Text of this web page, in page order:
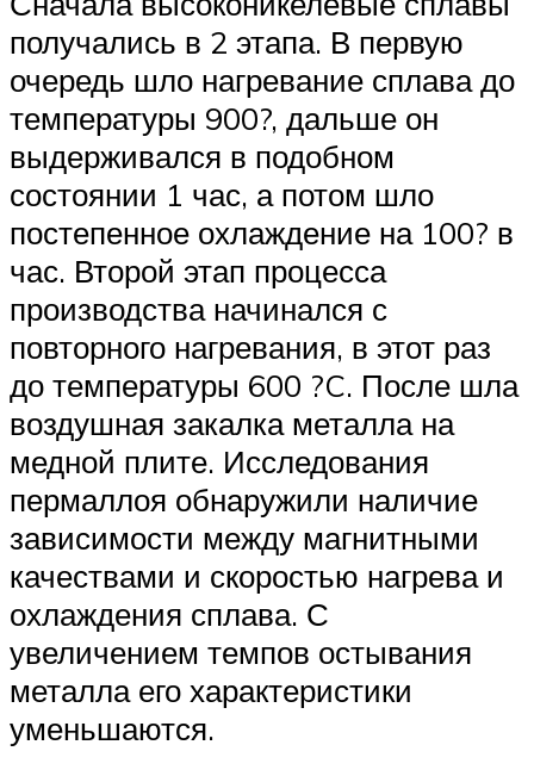
получались в 2 этапа. В первую
очередь шло нагревание сплава до
температуры 900?, дальше он
выдерживался в подобном
состоянии 1 час, а потом шло
постепенное охлаждение на 100? в
час. Второй этап процесса
производства начинался с
повторного нагревания, в этот раз
до температуры 600 ?C. После шла
воздушная закалка металла на
медной плите. Исследования
пермаллоя обнаружили наличие
зависимости между магнитными
качествами и скоростью нагрева и
охлаждения сплава. С
увеличением темпов остывания
металла его характеристики
уменьшаются.